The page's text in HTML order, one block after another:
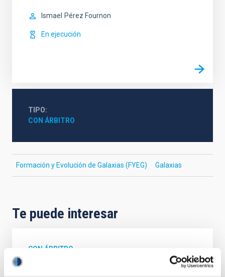
Ismael Pérez Fournon
En ejecución
TIPO
CON ÁRBITRO
Formación y Evolución de Galaxias (FYEG) Galaxias
Te puede interesar
CON ÁRBITRO
Magnetic Field Alignment with Dense